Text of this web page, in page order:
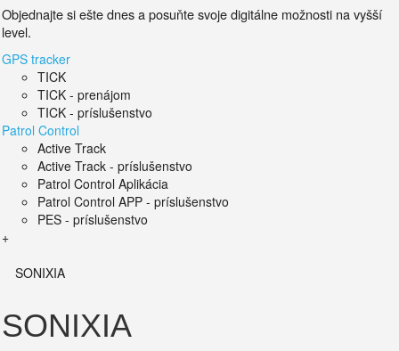
Objednajte si ešte dnes a posuňte svoje digitálne možnosti na vyšší
level.
GPS tracker
TICK
TICK - prenájom
TICK - príslušenstvo
Patrol Control
Active Track
Active Track - príslušenstvo
Patrol Control Aplikácia
Patrol Control APP - príslušenstvo
PES - príslušenstvo
+
SONIXIA
SONIXIA